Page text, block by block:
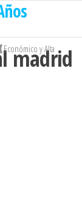
y Alta
madrid